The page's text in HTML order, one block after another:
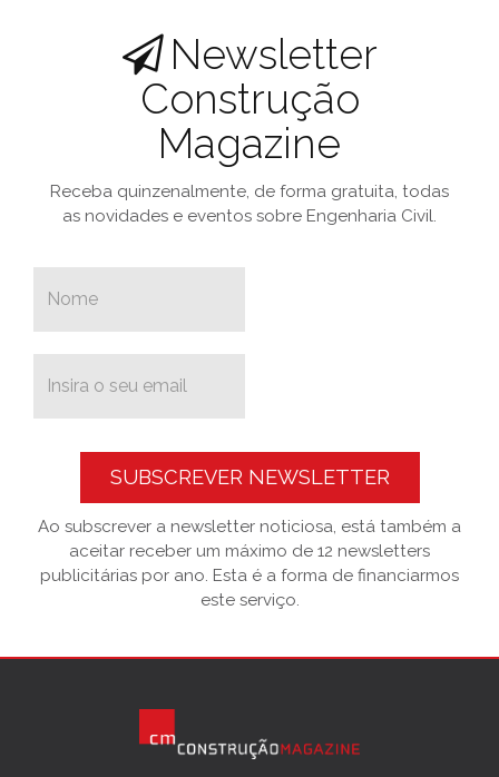
Newsletter
Construção
Magazine
Receba quinzenalmente, de forma gratuita, todas
as novidades e eventos sobre Engenharia Civil.
SUBSCREVER NEWSLETTER
Ao subscrever a newsletter noticiosa, está também a
aceitar receber um máximo de 12 newsletters
publicitárias por ano. Esta é a forma de financiarmos
este serviço.